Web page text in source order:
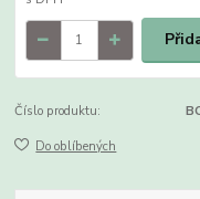
Číslo produktu:
Do oblíbených